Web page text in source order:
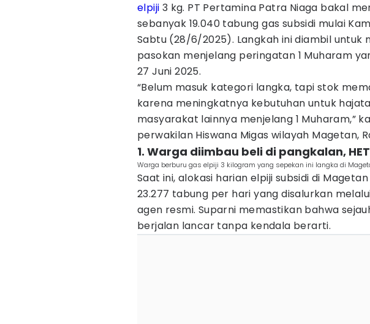
elpiji 3 kg. PT Pertamina Patra Niaga bakal
sebanyak 19.040 tabung gas subsidi mulai
Sabtu (28/6/2025). Langkah ini diambil untuk
pasokan menjelang peringatan 1 Muharam
27 Juni 2025.
“Belum masuk kategori langka, tapi stok
karena meningkatnya kebutuhan untuk
masyarakat lainnya menjelang 1 Muharam,”
perwakilan Hiswana Migas wilayah Magetan,
1. Warga diimbau beli di pangkalan,
Warga berburu gas elpiji 3 kilogram yang sepekan ini langka di
Saat ini, alokasi harian elpiji subsidi di
23.277 tabung per hari yang disalurkan
agen resmi. Suparni memastikan bahwa
berjalan lancar tanpa kendala berarti.